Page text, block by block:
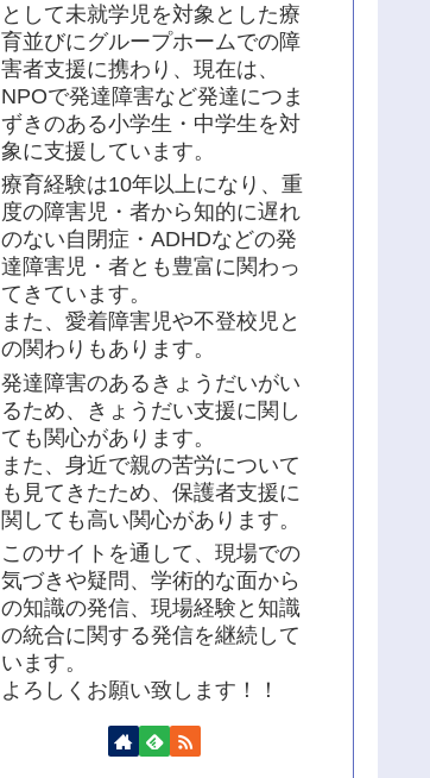
として未就学児を対象とした療
育並びにグループホームでの障
害者支援に携わり、現在は、
NPOで発達障害など発達につま
ずきのある小学生・中学生を対
象に支援しています。
療育経験は10年以上になり、重
度の障害児・者から知的に遅れ
のない自閉症・ADHDなどの発
達障害児・者とも豊富に関わっ
てきています。
また、愛着障害児や不登校児と
の関わりもあります。
発達障害のあるきょうだいがい
るため、きょうだい支援に関し
ても関心があります。
また、身近で親の苦労について
も見てきたため、保護者支援に
関しても高い関心があります。
このサイトを通して、現場での
気づきや疑問、学術的な面から
の知識の発信、現場経験と知識
の統合に関する発信を継続して
います。
よろしくお願い致します！！